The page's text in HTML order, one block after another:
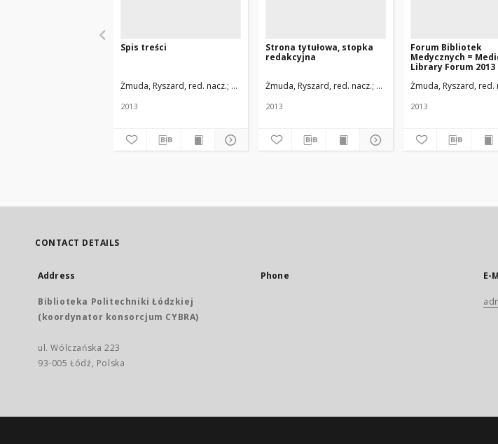
Spis treści
Żmuda, Ryszard, red. nacz. Uniwersytet Medyczny w Łodzi
2013
Strona tytułowa, stopka
redakcyjna
Żmuda, Ryszard, red. nacz. Uniwersytet Medyczny w Łodzi
2013
Forum Bibliotek
Medycznych =
Library Forum 2013
Żmuda, Ryszard, red.
2013
CONTACT DETAILS
Address
Biblioteka Politechniki Łódzkiej
(koordynator konsorcjum CYBRA)
ul. Wólczańska 223
93-005 Łódź, Polska
Phone E-